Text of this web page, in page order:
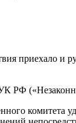
приехало и
РФ
комитета